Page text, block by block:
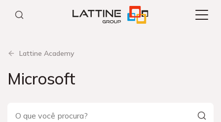
Lattine Academy
Microsoft